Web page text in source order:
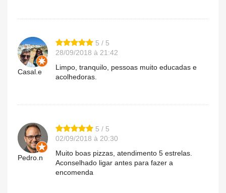
Casal.e
5 / 5
28/09/2018 à 21:42
Limpo, tranquilo, pessoas muito educadas e
acolhedoras.
Pedro.n
5 / 5
02/09/2018 à 20:30
Muito boas pizzas, atendimento 5 estrelas.
Aconselhado ligar antes para fazer a
encomenda